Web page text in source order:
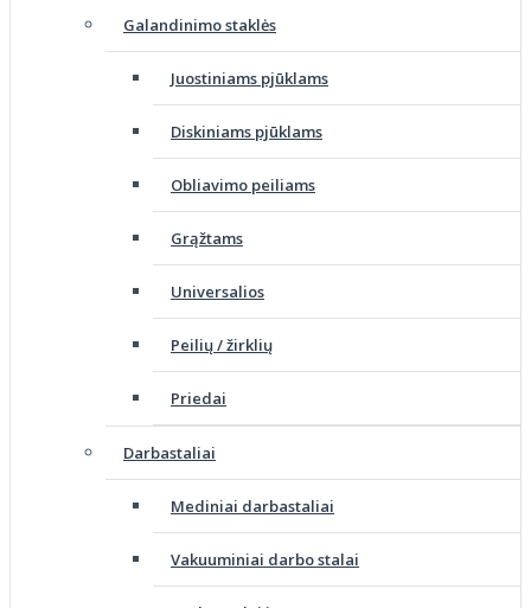
Galandinimo staklės
Juostiniams pjūklams
Diskiniams pjūklams
Obliavimo peiliams
Grąžtams
Universalios
Peilių / žirklių
Priedai
Darbastaliai
Mediniai darbastaliai
Vakuuminiai darbo stalai